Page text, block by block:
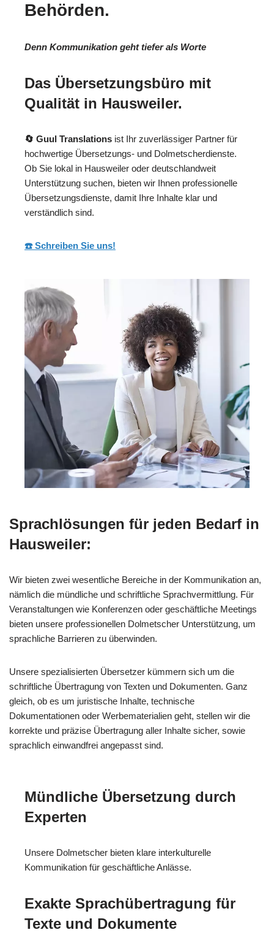
Behörden.
Denn Kommunikation geht tiefer als Worte
Das Übersetzungsbüro mit
Qualität in Hausweiler.
🔄 Guul Translations ist Ihr zuverlässiger Partner für
hochwertige Übersetzungs- und Dolmetscherdienste.
Ob Sie lokal in Hausweiler oder deutschlandweit
Unterstützung suchen, bieten wir Ihnen professionelle
Übersetzungsdienste, damit Ihre Inhalte klar und
verständlich sind.
☎️ Schreiben Sie uns!
Sprachlösungen für jeden Bedarf in
Hausweiler:
Wir bieten zwei wesentliche Bereiche in der Kommunikation an,
nämlich die mündliche und schriftliche Sprachvermittlung. Für
Veranstaltungen wie Konferenzen oder geschäftliche Meetings
bieten unsere professionellen Dolmetscher Unterstützung, um
sprachliche Barrieren zu überwinden.
Unsere spezialisierten Übersetzer kümmern sich um die
schriftliche Übertragung von Texten und Dokumenten. Ganz
gleich, ob es um juristische Inhalte, technische
Dokumentationen oder Werbematerialien geht, stellen wir die
korrekte und präzise Übertragung aller Inhalte sicher, sowie
sprachlich einwandfrei angepasst sind.
Mündliche Übersetzung durch
Experten
Unsere Dolmetscher bieten klare interkulturelle
Kommunikation für geschäftliche Anlässe.
Exakte Sprachübertragung für
Texte und Dokumente